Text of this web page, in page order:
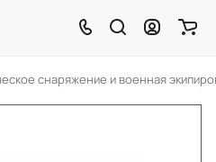
снаряжение и военная